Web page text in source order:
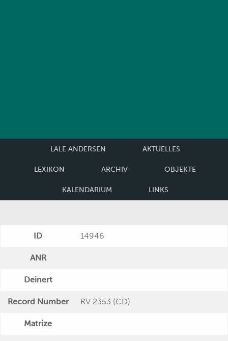
LALE ANDERSEN AKTUELLES
LEXIKON ARCHIV OBJEKTE
KALENDARIUM LINKS
ID 14946
ANR
Deinert
Record Number RV 2353 (CD)
Matrize